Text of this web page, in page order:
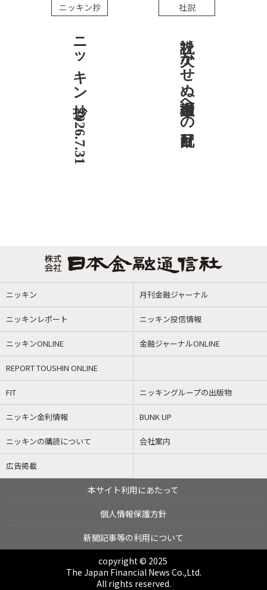
ニッキン抄
ニッキン抄 2026.7.31
社説
社説 欠かせぬ金融市場への目配り
ニッキン 月刊金融ジャーナル
ニッキンレポート ニッキン投信情報
ニッキンONLINE 金融ジャーナルONLINE
REPORT TOUSHIN ONLINE
FIT ニッキングループの出版物
ニッキン金利情報 BUNK UP
ニッキンの購読について 会社案内
広告掲載
本サイト利用にあたって
個人情報保護方針
新聞記事等の利用について
copyright © 2025
The Japan Financial News Co.,Ltd.
All rights reserved.